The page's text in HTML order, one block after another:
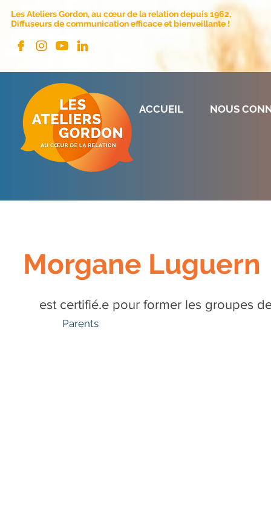
Les Ateliers Gordon, au cœur de la relation depuis 1962,
Diffuseurs de communication efficace et bienveillante !
Morgane Luguern
est certifié.e pour former les groupes
Parents
ACCUEIL NOUS